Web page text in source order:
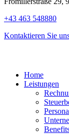
+43 463 548880
Kontaktieren Sie
Home
Leistungen